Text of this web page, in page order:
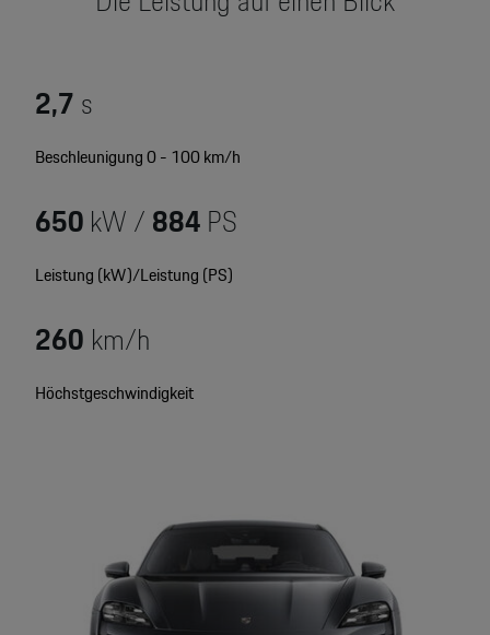
Motorsport & Events
Wir über uns
Newsletter
Porsche Shop
Mein Porsche Account
YouTube Channel
Porsche Poster Designer
2,7s
Beschleunigung 0 - 100 km/h
650kW /884PS
Leistung (kW)/Leistung (PS)
260 km/h
Höchstgeschwindigkeit